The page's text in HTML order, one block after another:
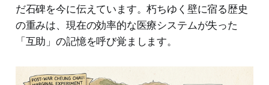
だ石碑を今に伝えています。朽ちゆく壁に宿る歴史
の重みは、現在の効率的な医療システムが失った
「互助」の記憶を呼び覚まします。